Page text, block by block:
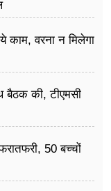
वरना न मिलेगा
बैठक की, टीएमसी
50 बच्चों